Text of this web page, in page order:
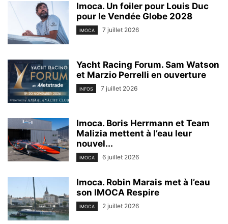
Imoca. Un foiler pour Louis Duc
pour le Vendée Globe 2028
IMOCA 7 juillet 2026
Yacht Racing Forum. Sam Watson
et Marzio Perrelli en ouverture
INFOS 7 juillet 2026
Imoca. Boris Herrmann et Team
Malizia mettent à l’eau leur
nouvel...
IMOCA 6 juillet 2026
Imoca. Robin Marais met à l’eau
son IMOCA Respire
IMOCA 2 juillet 2026